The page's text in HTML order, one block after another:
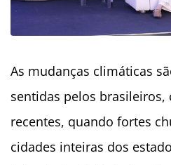
As mudanças climáticas
sentidas pelos brasileiros,
recentes, quando fortes
cidades inteiras dos